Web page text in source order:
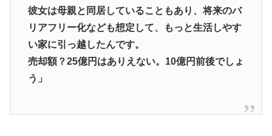
彼女は母親と同居していることもあり、将来のバ
リアフリー化なども想定して、もっと生活しやす
い家に引っ越したんです。
売却額？25億円はありえない。 10億円前後でしょ
う」